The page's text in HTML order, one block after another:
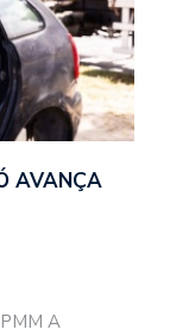
AVANÇA
A